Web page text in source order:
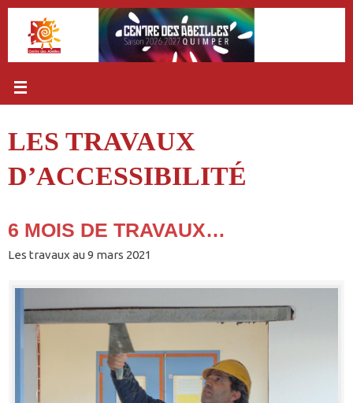
Passer
contenu
LES TRAVAUX
D’ACCESSIBILITÉ
6 MOIS DE TRAVAUX…
Les travaux au 9 mars 2021